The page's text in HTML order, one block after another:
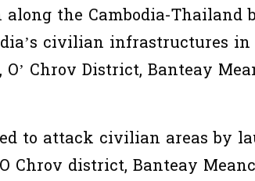
the Cambodia-Thailand
civilian infrastructures
Chrov District, Banteay
to attack civilian areas by
Chrov district, Banteay